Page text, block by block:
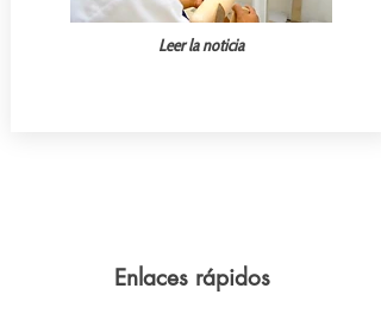
Leer la noticia
Enlaces rápidos